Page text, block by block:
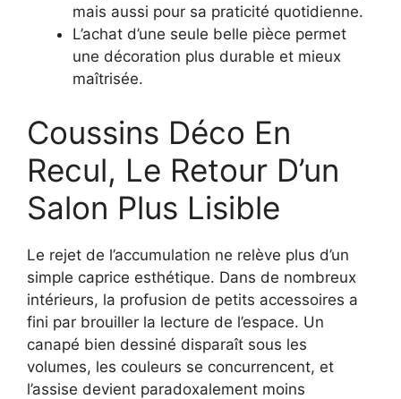
mais aussi pour sa praticité quotidienne.
L’achat d’une seule belle pièce permet
une décoration plus durable et mieux
maîtrisée.
Coussins Déco En
Recul, Le Retour D’un
Salon Plus Lisible
Le rejet de l’accumulation ne relève plus d’un
simple caprice esthétique. Dans de nombreux
intérieurs, la profusion de petits accessoires a
fini par brouiller la lecture de l’espace. Un
canapé bien dessiné disparaît sous les
volumes, les couleurs se concurrencent, et
l’assise devient paradoxalement moins